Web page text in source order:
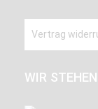
Vertrag
WIR